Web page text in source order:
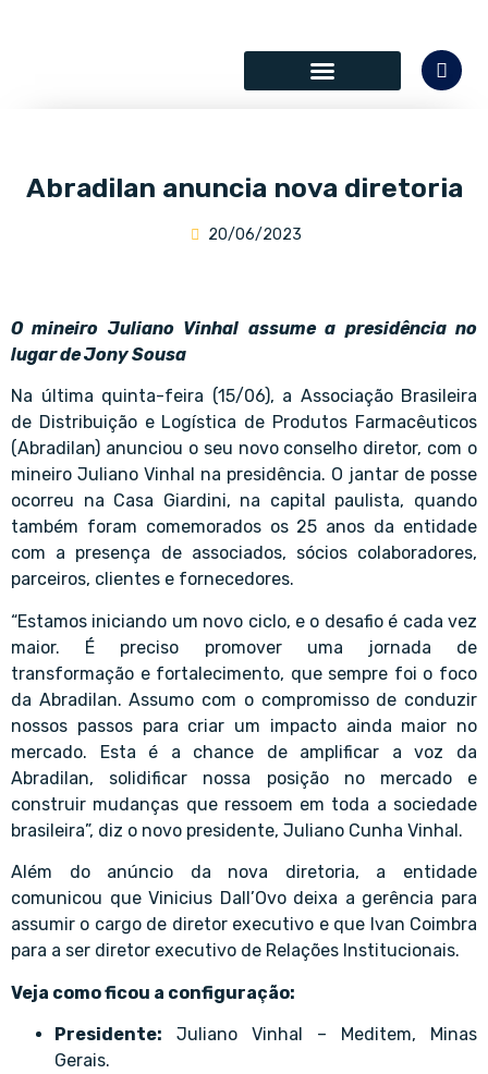
Abradilan anuncia nova diretoria
20/06/2023
O mineiro Juliano Vinhal assume a presidência no
lugar de Jony Sousa
Na última quinta-feira (15/06), a Associação Brasileira
de Distribuição e Logística de Produtos Farmacêuticos
(Abradilan) anunciou o seu novo conselho diretor, com o
mineiro Juliano Vinhal na presidência. O jantar de posse
ocorreu na Casa Giardini, na capital paulista, quando
também foram comemorados os 25 anos da entidade
com a presença de associados, sócios colaboradores,
parceiros, clientes e fornecedores.
“Estamos iniciando um novo ciclo, e o desafio é cada vez
maior. É preciso promover uma jornada de
transformação e fortalecimento, que sempre foi o foco
da Abradilan. Assumo com o compromisso de conduzir
nossos passos para criar um impacto ainda maior no
mercado. Esta é a chance de amplificar a voz da
Abradilan, solidificar nossa posição no mercado e
construir mudanças que ressoem em toda a sociedade
brasileira”, diz o novo presidente, Juliano Cunha Vinhal.
Além do anúncio da nova diretoria, a entidade
comunicou que Vinicius Dall’Ovo deixa a gerência para
assumir o cargo de diretor executivo e que Ivan Coimbra
para a ser diretor executivo de Relações Institucionais.
Veja como ficou a configuração:
Presidente: Juliano Vinhal – Meditem, Minas
Gerais.